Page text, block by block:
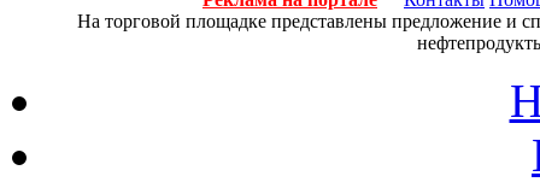
На торговой площадке представлены предложение и